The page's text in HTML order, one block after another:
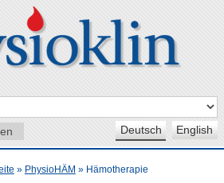
Deutsch English
» PhysioHÄM » Hämotherapie